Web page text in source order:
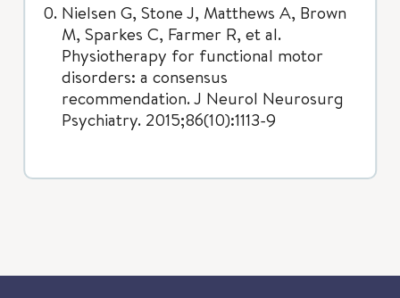
Nielsen G, Stone J, Matthews A, Brown
M, Sparkes C, Farmer R, et al.
Physiotherapy for functional motor
disorders: a consensus
recommendation. J Neurol Neurosurg
Psychiatry. 2015;86(10):1113-9